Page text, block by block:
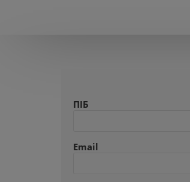
ПІБ
Email